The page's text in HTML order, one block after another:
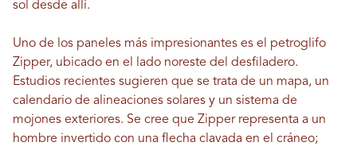
sol desde allí.
Uno de los paneles más impresionantes es el petroglifo
Zipper, ubicado en el lado noreste del desfiladero.
Estudios recientes sugieren que se trata de un mapa, un
calendario de alineaciones solares y un sistema de
mojones exteriores. Se cree que Zipper representa a un
hombre invertido con una flecha clavada en el cráneo;